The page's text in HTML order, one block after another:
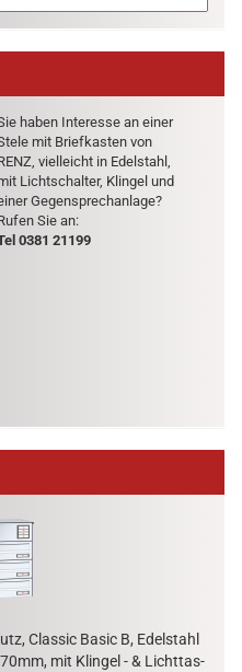
haben In­ter­es­se an einer
mit Brief­kas­ten von
viel­leicht in Edel­stahl,
Licht­schal­ter, Klin­gel und
Ge­gen­sprech­an­la­ge?
Sie an:
0381 21199
Clas­sic Basic B, Edel­stahl
mit Klin­gel - & Licht­tas­